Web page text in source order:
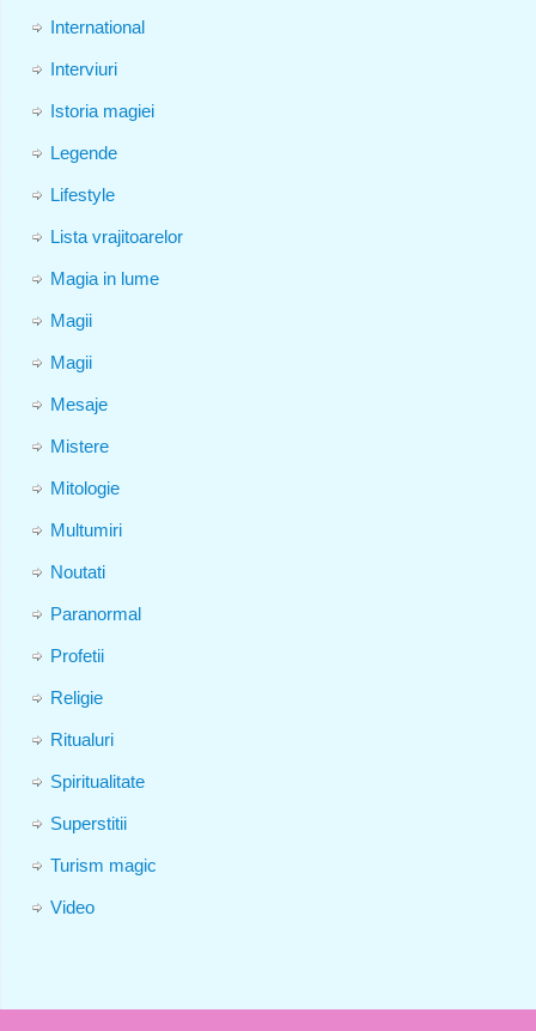
International
Interviuri
Istoria magiei
Legende
Lifestyle
Lista vrajitoarelor
Magia in lume
Magii
Magii
Mesaje
Mistere
Mitologie
Multumiri
Noutati
Paranormal
Profetii
Religie
Ritualuri
Spiritualitate
Superstitii
Turism magic
Video